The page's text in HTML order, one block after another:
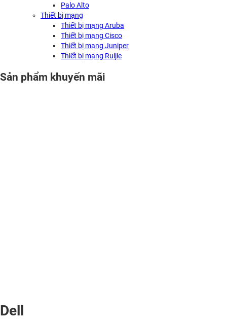
Palo Alto
Thiết bị mạng
Thiết bị mạng Aruba
Thiết bị mạng Cisco
Thiết bị mạng Juniper
Thiết bị mạng Ruijie
Sản phẩm khuyến mãi
Dell